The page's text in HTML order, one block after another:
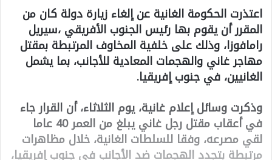
اعتذرت الحكومة الغانية عن إلغاء زيارة دولة كان من
المقرر أن يقوم بها رئيس الجنوب الأفريقي ،سيريل
رامافوزا، وذلك على خلفية المخاوف المرتبطة بمقتل
مهاجر غاني والهجمات المعادية للأجانب، بما يشمل
الغانيين، في جنوب إفريقيا.
وذكرت وسائل إعلام غانية، يوم الثلاثاء، أن القرار جاء
في أعقاب مقتل رجل غاني يبلغ من العمر 40 عاما
لقي مصرعه، وفقا للسلطات الغانية، خلال مظاهرات
مرتبطة بتجدد الهجمات ضد الأجانب في جنوب إفريقيا،